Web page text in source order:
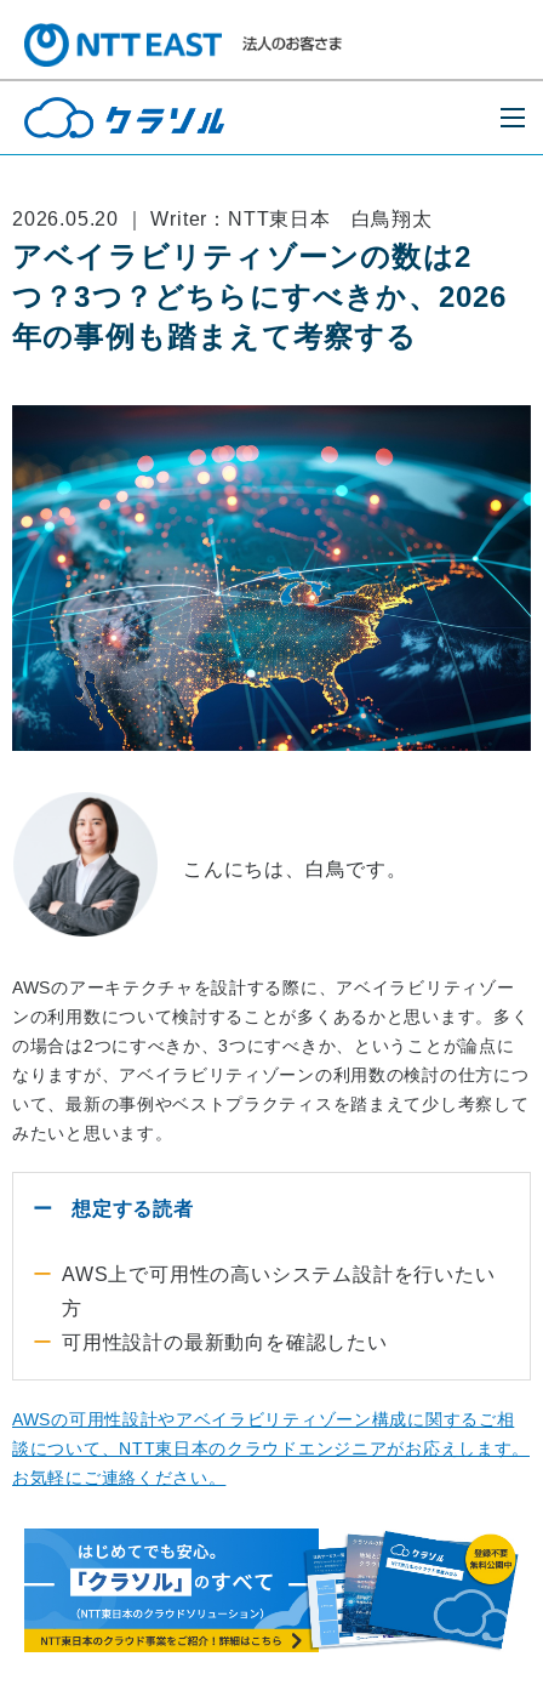
2026.05.20 ｜ Writer：NTT東日本 白鳥翔太
アベイラビリティゾーンの数は2
つ？3つ？どちらにすべきか、2026
年の事例も踏まえて考察する
こんにちは、白鳥です。
AWSのアーキテクチャを設計する際に、アベイラビリティゾー
ンの利用数について検討することが多くあるかと思います。多く
の場合は2つにすべきか、3つにすべきか、ということが論点に
なりますが、アベイラビリティゾーンの利用数の検討の仕方につ
いて、最新の事例やベストプラクティスを踏まえて少し考察して
みたいと思います。
想定する読者
AWS上で可用性の高いシステム設計を行いたい
方
可用性設計の最新動向を確認したい
AWSの可用性設計やアベイラビリティゾーン構成に関するご相
談について、NTT東日本のクラウドエンジニアがお応えします。
お気軽にご連絡ください。